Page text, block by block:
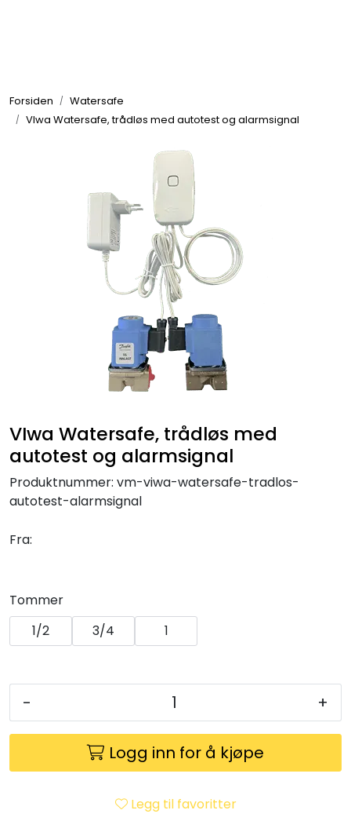
Forsiden
Watersafe
VIwa Watersafe, trådløs med autotest og alarmsignal
VIwa Watersafe, trådløs med
autotest og alarmsignal
Produktnummer: vm-viwa-watersafe-tradlos-
autotest-alarmsignal
Fra:
Tommer
1/2
3/4 1
- +
Logg inn for å kjøpe
Legg til favoritter
Gulvvarme og gatevarme
Klammer og festemateriell
Klemringskoblinger
Teknisk rom
Radiatorer
Planfront radiatorer
Watersafe